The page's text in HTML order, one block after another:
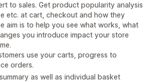
to sales. Get product popularity analysis
etc. at cart, checkout and how they
aim is to help you see what works, what
you introduce impact your store
use your carts, progress to
orders.
as well as individual basket